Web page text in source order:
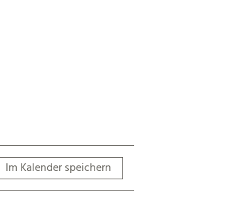
Im Kalender speichern